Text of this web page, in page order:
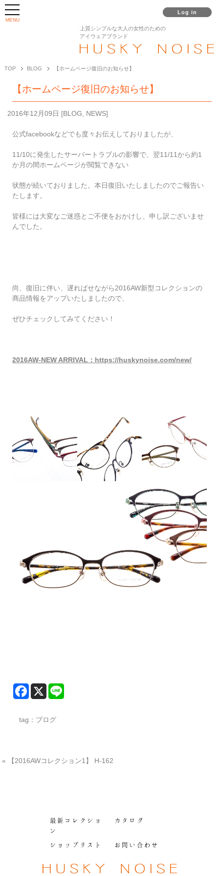
Log in
MENU
上質シンプルな大人の女性のための
アイウェアブランド
TOP BLOG 【ホームページ復旧のお知らせ】
【ホームページ復旧のお知らせ】
2016年12月09日 [BLOG NEWS]
公式facebookなどでも度々お伝えしておりましたが、
11/10に発生したサーバートラブルの影響で、翌11/11から約1
か月の間ホームページが閲覧できない
状態が続いておりました。本日復旧いたしましたのでご報告い
たします。
皆様には大変なご迷惑とご不便をおかけし、申し訳ございませ
んでした。
尚、復旧に伴い、遅ればせながら2016AW新型コレクションの
商品情報をアップいたしましたので、
ぜひチェックしてみてください！
2016AW-NEW ARRIVAL： https://huskynoise.com/new/
tag： ブログ
« 【2016AWコレクション1】 H-162
最新コレクショ
ン
カタログ
ショップリスト お問い合わせ